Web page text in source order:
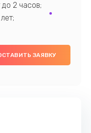
2 часов;
ЗАЯВКУ